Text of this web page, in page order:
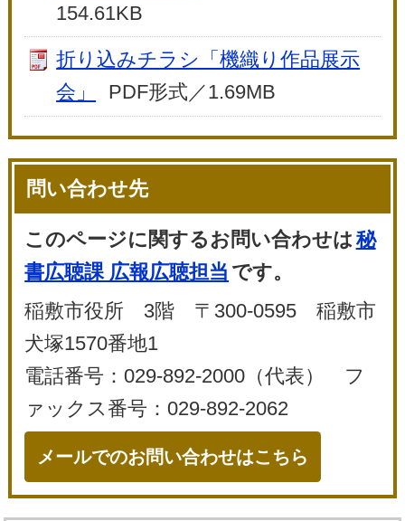
154.61KB
折り込みチラシ「機織り作品展示
会」
PDF形式／1.69MB
問い合わせ先
このページに関するお問い合わせは 秘
書広聴課 広報広聴担当 です。
稲敷市役所 3階 〒300-0595 稲敷市
犬塚1570番地1
電話番号：029-892-2000（代表） フ
ァックス番号：029-892-2062
メールでのお問い合わせはこちら